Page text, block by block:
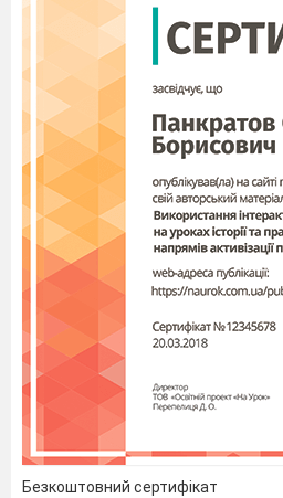
Безкоштовний сертифікат